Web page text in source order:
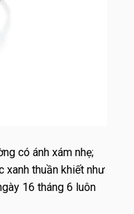
có ánh xám nhẹ;
xanh thuần khiết như
16 tháng 6 luôn